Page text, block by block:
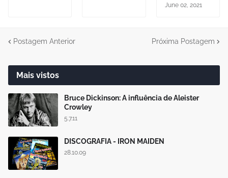
June 02, 2021
Postagem Anterior Próxima Postagem
Mais vistos
Bruce Dickinson: A influência de Aleister
Crowley
5.7.11
DISCOGRAFIA - IRON MAIDEN
28.10.09